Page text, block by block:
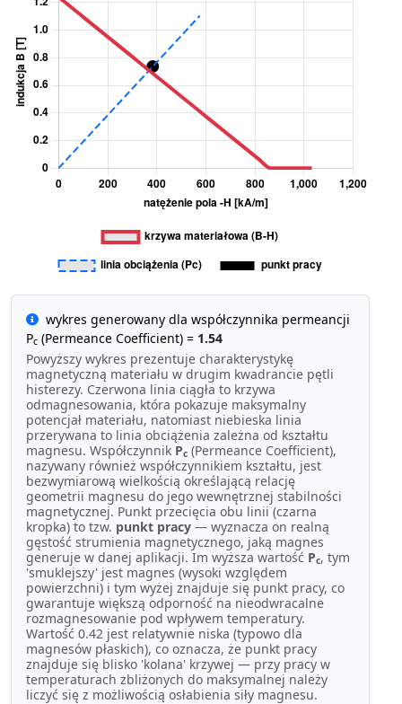
wykres generowany dla współczynnika permeancji
Pc (Permeance Coefficient) = 1.54
Powyższy wykres prezentuje charakterystykę
magnetyczną materiału w drugim kwadrancie pętli
histerezy. Czerwona linia ciągła to krzywa
odmagnesowania, która pokazuje maksymalny
potencjał materiału, natomiast niebieska linia
przerywana to linia obciążenia zależna od kształtu
magnesu. Współczynnik Pc (Permeance Coefficient),
nazywany również współczynnikiem kształtu, jest
bezwymiarową wielkością określającą relację
geometrii magnesu do jego wewnętrznej stabilności
magnetycznej. Punkt przecięcia obu linii (czarna
kropka) to tzw. punkt pracy — wyznacza on realną
gęstość strumienia magnetycznego, jaką magnes
generuje w danej aplikacji. Im wyższa wartość Pc, tym
'smuklejszy' jest magnes (wysoki względem
powierzchni) i tym wyżej znajduje się punkt pracy, co
gwarantuje większą odporność na nieodwracalne
rozmagnesowanie pod wpływem temperatury.
Wartość 0.42 jest relatywnie niska (typowo dla
magnesów płaskich), co oznacza, że punkt pracy
znajduje się blisko 'kolana' krzywej — przy pracy w
temperaturach zbliżonych do maksymalnej należy
liczyć się z możliwością osłabienia siły magnesu.